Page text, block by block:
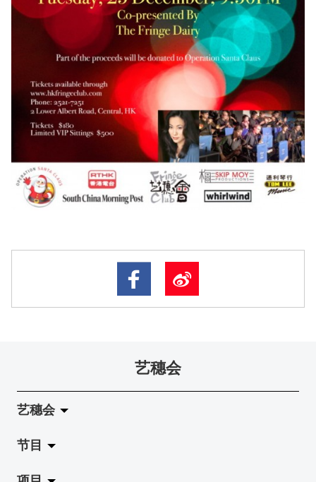
艺穗会
艺穗会
关于艺穗会
节目